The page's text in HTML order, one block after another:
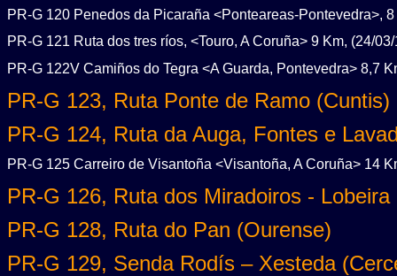
PR-G 120 Penedos da Picaraña <Ponteareas-Pontevedra>,
PR-G 121 Ruta dos tres ríos, <Touro, A Coruña> 9 Km, (24/
PR-G 122V Camiños do Tegra <A Guarda, Pontevedra> 8,7
PR-G 123, Ruta Ponte de Ramo (Cuntis)
PR-G 124, Ruta da Auga, Fontes e
PR-G 125 Carreiro de Visantoña <Visantoña, A Coruña> 14
PR-G 126, Ruta dos Miradoiros -
PR-G 128, Ruta do Pan (Ourense)
PR-G 129, Senda Rodís – Xesteda